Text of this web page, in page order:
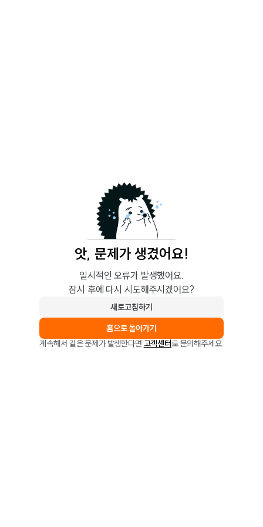
앗, 문제가 생겼어요!
일시적인 오류가 발생했어요.
잠시 후에 다시 시도해주시겠어요?
새로고침하기
홈으로 돌아가기
계속해서 같은 문제가 발생한다면 고객센터로 문의해주세요.